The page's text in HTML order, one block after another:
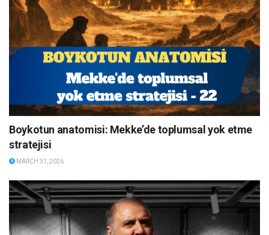
Boykotun anatomisi: Mekke’de toplumsal yok etme
stratejisi
MARCH 31, 2026